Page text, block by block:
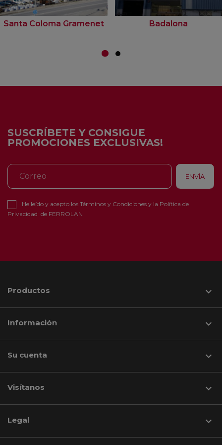
Santa Coloma Gramenet Badalona
SUSCRÍBETE Y CONSIGUE
PROMOCIONES EXCLUSIVAS!
He leído y acepto los Términos y Condiciones y la Política de
Privacidad de FERROLAN
Productos 
Información 
Su cuenta 
Visítanos keyboard_arrow_down
Legal 